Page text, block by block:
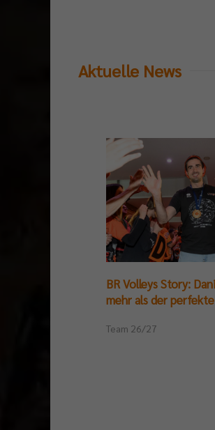
Aktuelle News
BR Volleys Story:
mehr als der
Team 26/27